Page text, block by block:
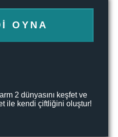
OYNA
2 dünyasını keşfet ve
ile kendi çiftliğini oluştur!